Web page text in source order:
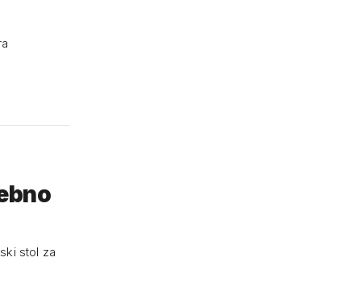
stol za